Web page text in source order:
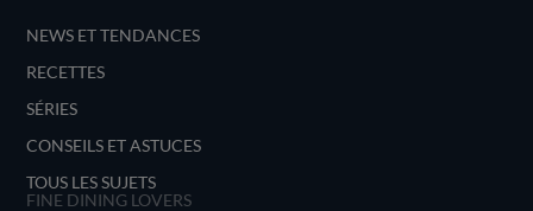
NEWS ET TENDANCES
RECETTES
SÉRIES
CONSEILS ET ASTUCES
TOUS LES SUJETS
FINE DINING LOVERS